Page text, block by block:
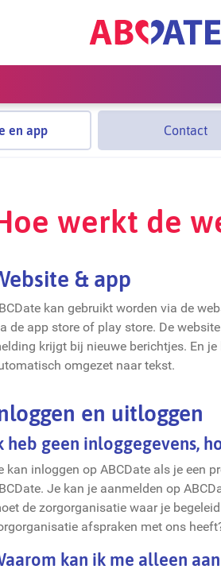
en app Contact
werkt de
& app
kan gebruikt worden via de
de app store of play store. De
krijgt bij nieuwe berichtjes. En
omgezet naar tekst.
en uitloggen
heb geen inloggegevens,
kan inloggen op ABCDate als je een
Je kan je aanmelden op
de zorgorganisatie waar je
afspraken met ons
kan ik me alleen